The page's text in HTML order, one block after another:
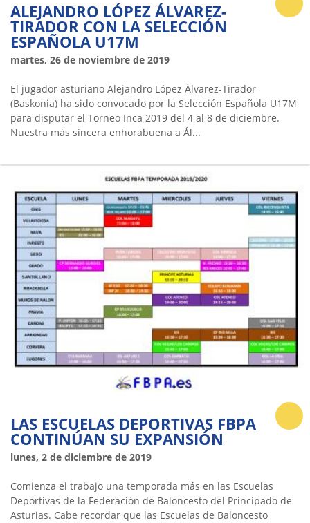
ALEJANDRO LÓPEZ ÁLVAREZ-
TIRADOR CON LA SELECCIÓN
ESPAÑOLA U17M
martes, 26 de noviembre de 2019
El jugador asturiano Alejandro López Álvarez-Tirador
(Baskonia) ha sido convocado por la Selección Española U17M
para disputar el Torneo Inca 2019 del 4 al 8 de diciembre.
Nuestra más sincera enhorabuena a Ál...
LAS ESCUELAS DEPORTIVAS FBPA
CONTINÚAN SU EXPANSIÓN
lunes, 2 de diciembre de 2019
Comienza el trabajo una temporada más en las Escuelas
Deportivas de la Federación de Baloncesto del Principado de
Asturias. Cabe recordar que las Escuelas de Baloncesto